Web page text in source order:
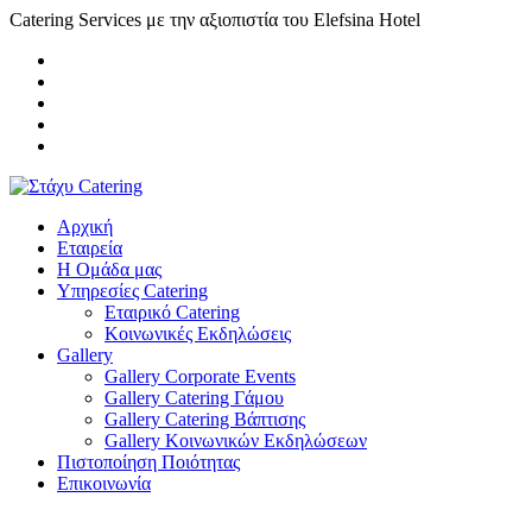
Catering Services με την αξιοπιστία του Elefsina Hotel
Αρχική
Εταιρεία
Η Ομάδα μας
Υπηρεσίες Catering
Εταιρικό Catering
Κοινωνικές Εκδηλώσεις
Gallery
Gallery Corporate Events
Gallery Catering Γάμου
Gallery Catering Βάπτισης
Gallery Κοινωνικών Εκδηλώσεων
Πιστοποίηση Ποιότητας
Επικοινωνία